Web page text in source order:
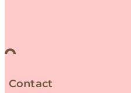
Contact